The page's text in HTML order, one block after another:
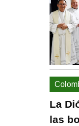
La
las